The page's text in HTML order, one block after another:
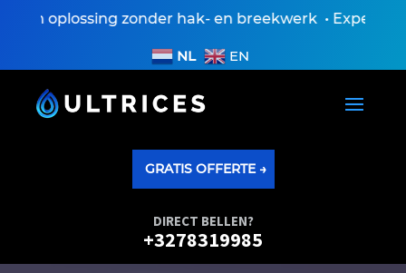
oplossing zonder hak- en breekwerk •
NL EN
GRATIS OFFERTE →
DIRECT BELLEN?
+3278319985